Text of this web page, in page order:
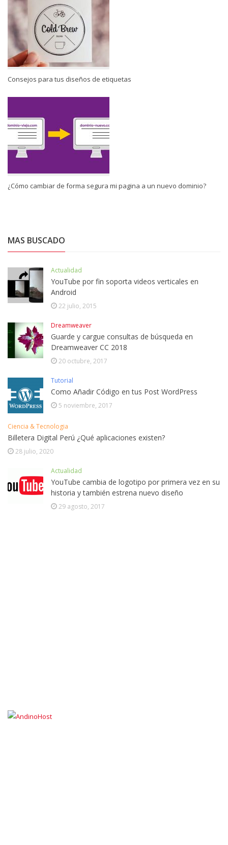
Consejos para tus diseños de etiquetas
¿Cómo cambiar de forma segura mi pagina a un nuevo dominio?
MAS BUSCADO
Actualidad
YouTube por fin soporta videos verticales en
Android
22 julio, 2015
Dreamweaver
Guarde y cargue consultas de búsqueda en
Dreamweaver CC 2018
20 octubre, 2017
Tutorial
Como Añadir Código en tus Post WordPress
5 noviembre, 2017
Ciencia & Tecnologia
Billetera Digital Perú ¿Qué aplicaciones existen?
28 julio, 2020
Actualidad
YouTube cambia de logotipo por primera vez en su
historia y también estrena nuevo diseño
29 agosto, 2017